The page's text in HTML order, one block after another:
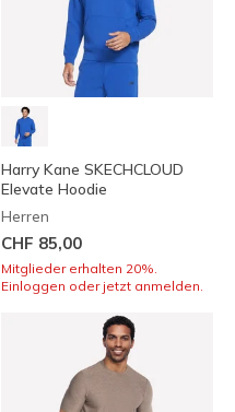
Harry Kane SKECHCLOUD
Elevate Hoodie
Herren
CHF 85,00
Mitglieder erhalten 20%.
Einloggen oder jetzt anmelden.